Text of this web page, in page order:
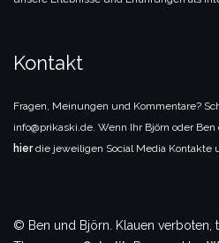
Kontakt
Fragen, Meinungen und Kommentare?
info@prikaski.de. Wenn Ihr Björn oder
hierdie jeweiligen Social Media Kontakte
© Ben und Björn. Klauen verboten,